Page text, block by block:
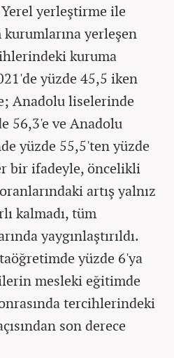
yerleştirme ile
yerleşen
kuruma
yüzde 45,5 iken
Anadolu liselerinde
56,3'e ve Anadolu
yüzde 55,5'ten yüzde
bir ifadeyle, öncelikli
artış yalnız
kalmadı, tüm
yaygınlaştırıldı.
yüzde 6'ya
mesleki eğitimde
tercihlerindeki
son derece